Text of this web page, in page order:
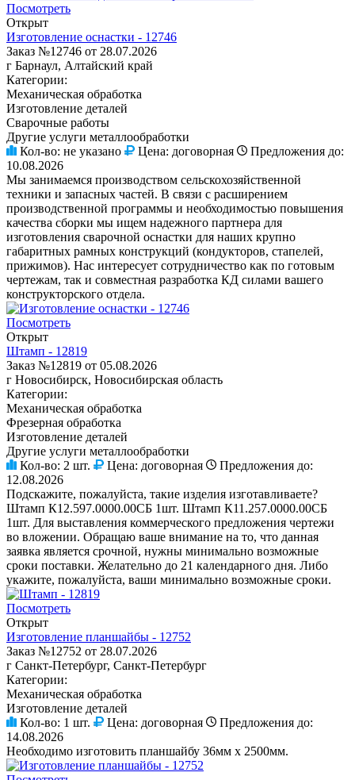
Посмотреть
Открыт
Изготовление оснастки - 12746
Заказ №12746 от 28.07.2026
г Барнаул, Алтайский край
Категории:
Механическая обработка
Изготовление деталей
Сварочные работы
Другие услуги металлообработки
Кол-во: не указано Цена: договорная
Предложения до:
10.08.2026
Мы занимаемся производством сельскохозяйственной
техники и запасных частей. В связи с расширением
производственной программы и необходимостью повышения
качества сборки мы ищем надежного партнера для
изготовления сварочной оснастки для наших крупно
габаритных рамных конструкций (кондукторов, стапелей,
прижимов). Нас интересует сотрудничество как по готовым
чертежам, так и совместная разработка КД силами вашего
конструкторского отдела.
Посмотреть
Открыт
Штамп - 12819
Заказ №12819 от 05.08.2026
г Новосибирск, Новосибирская область
Категории:
Механическая обработка
Фрезерная обработка
Изготовление деталей
Другие услуги металлообработки
Кол-во: 2 шт. Цена: договорная
Предложения до:
12.08.2026
Подскажите, пожалуйста, такие изделия изготавливаете?
Штамп К12.597.0000.00СБ 1шт. Штамп К11.257.0000.00СБ
1шт. Для выставления коммерческого предложения чертежи
во вложении. Обращаю ваше внимание на то, что данная
заявка является срочной, нужны минимально возможные
сроки поставки. Желательно до 21 календарного дня. Либо
укажите, пожалуйста, ваши минимально возможные сроки.
Посмотреть
Открыт
Изготовление планшайбы - 12752
Заказ №12752 от 28.07.2026
г Санкт-Петербург, Санкт-Петербург
Категории:
Механическая обработка
Изготовление деталей
Кол-во: 1 шт. Цена: договорная
Предложения до:
14.08.2026
Необходимо изготовить планшайбу 36мм х 2500мм.